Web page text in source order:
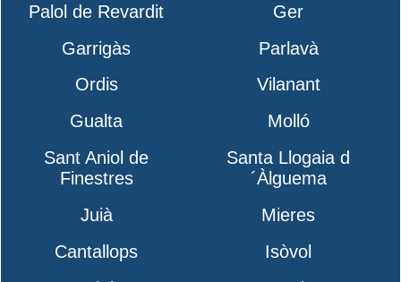
Palol de Revardit
Ger
Garrigàs
Parlavà
Ordis
Vilanant
Gualta
Molló
Sant Aniol de
Finestres
Santa Llogaia d
´Àlguema
Juià
Mieres
Cantallops
Isòvol